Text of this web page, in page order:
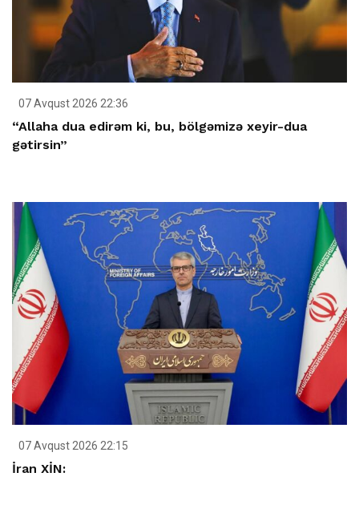
07 Avqust 2026 22:36
“Allaha dua edirəm ki, bu, bölgəmizə xeyir-dua
gətirsin”
07 Avqust 2026 22:15
İran XİN: